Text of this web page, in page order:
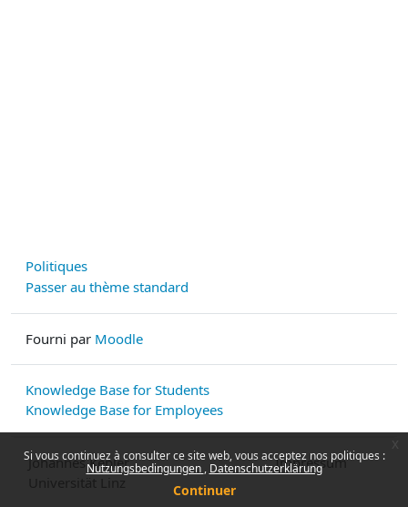
Si vous continuez à consulter ce site web, vous acceptez nos politiques :
Nutzungsbedingungen Datenschutzerklärung
Continuer
Politiques
Passer au thème standard
Fourni par Moodle
Knowledge Base for Students
Knowledge Base for Employees
Johannes Kepler
Impressum